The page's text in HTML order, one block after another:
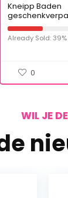
Kneipp Baden
Mijn kleine
x 20 ml
Already Sold: 39%
0
WIL JE